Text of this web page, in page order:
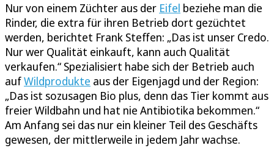
Nur von einem Züchter aus der Eifel beziehe man die
Rinder, die extra für ihren Betrieb dort gezüchtet
werden, berichtet Frank Steffen: „Das ist unser Credo.
Nur wer Qualität einkauft, kann auch Qualität
verkaufen.“ Spezialisiert habe sich der Betrieb auch
aufWildprodukte aus der Eigenjagd und der Region:
„Das ist sozusagen Bio plus, denn das Tier kommt aus
freier Wildbahn und hat nie Antibiotika bekommen.“
Am Anfang sei das nur ein kleiner Teil des Geschäfts
gewesen, der mittlerweile in jedem Jahr wachse.